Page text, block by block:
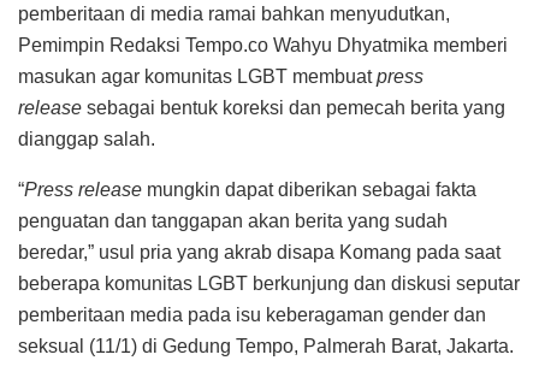
pemberitaan di media ramai bahkan menyudutkan,
Pemimpin Redaksi Tempo.co Wahyu Dhyatmika memberi
masukan agar komunitas LGBT membuatpress
release sebagai bentuk koreksi dan pemecah berita yang
dianggap salah.
“Press release mungkin dapat diberikan sebagai fakta
penguatan dan tanggapan akan berita yang sudah
beredar,” usul pria yang akrab disapa Komang pada saat
beberapa komunitas LGBT berkunjung dan diskusi seputar
pemberitaan media pada isu keberagaman gender dan
seksual (11/1) di Gedung Tempo, Palmerah Barat, Jakarta.